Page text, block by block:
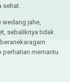
sehat.
wedang jahe,
sebaliknya tidak
perhatian memantu